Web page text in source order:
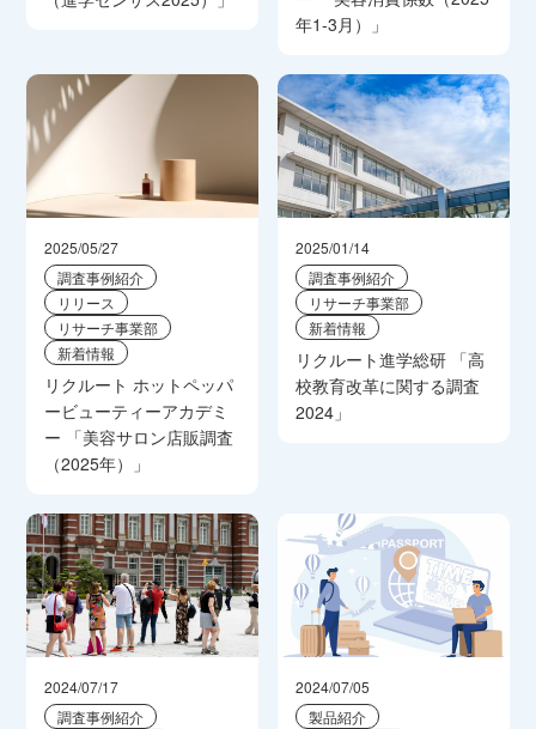
年1-3月）」
2025/05/27
調査事例紹介
リリース
リサーチ事業部
新着情報
リクルート ホットペッパ
ービューティーアカデミ
ー 「美容サロン店販調査
（2025年）」
2025/01/14
調査事例紹介
リサーチ事業部
新着情報
リクルート進学総研 「高
校教育改革に関する調査
2024」
2024/07/17
調査事例紹介
2024/07/05
製品紹介